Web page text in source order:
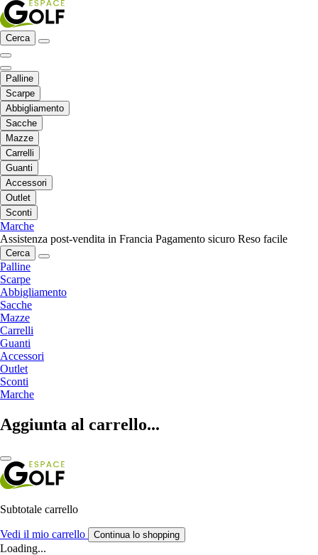
Cerca
Palline
Scarpe
Abbigliamento
Sacche
Mazze
Carrelli
Guanti
Accessori
Outlet
Sconti
Marche
Assistenza post-vendita in Francia Pagamento sicuro Reso facile
Cerca
Palline
Scarpe
Abbigliamento
Sacche
Mazze
Carrelli
Guanti
Accessori
Outlet
Sconti
Marche
Aggiunta al carrello...
Subtotale carrello
Vedi il mio carrello Continua lo shopping
Loading...